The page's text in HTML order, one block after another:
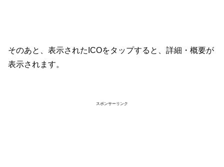
そのあと、表示されたICOをタップすると、詳細・概要が
表示されます。
スポンサーリンク